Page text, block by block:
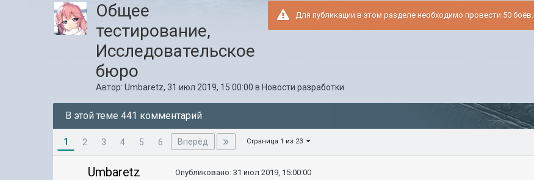
Для публикации в этом разделе необходимо провести 50 боёв.
Общее
тестирование,
Исследовательское
бюро
Автор:Umbaretz,31 июл 2019, 15:00:00 в Новости разработки
В этой теме 441 комментарий
1 2 3 4 5 6 Вперёд Страница 1 из 23
Umbaretz Опубликовано:31 июл 2019, 15:00:00